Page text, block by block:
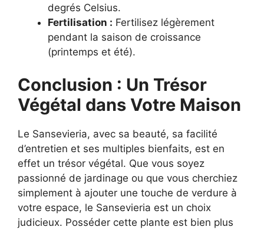
degrés Celsius.
Fertilisation : Fertilisez légèrement
pendant la saison de croissance
(printemps et été).
Conclusion : Un Trésor
Végétal dans Votre Maison
Le Sansevieria, avec sa beauté, sa facilité
d’entretien et ses multiples bienfaits, est en
effet un trésor végétal. Que vous soyez
passionné de jardinage ou que vous cherchiez
simplement à ajouter une touche de verdure à
votre espace, le Sansevieria est un choix
judicieux. Posséder cette plante est bien plus